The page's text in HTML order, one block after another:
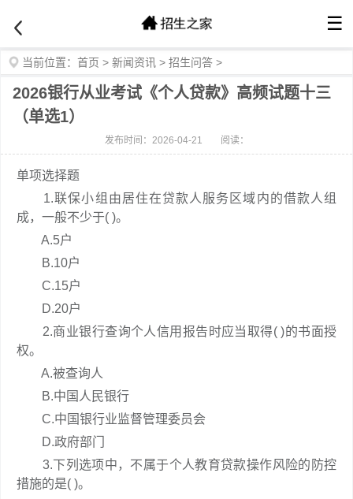
☰
当前位置： 首页 > 新闻资讯 > 招生问答 >
2026银行从业考试《个人贷款》高频试题十三
（单选1）
发布时间：2026-04-21 阅读：
单项选择题
1.联保小组由居住在贷款人服务区域内的借款人组
成，一般不少于( )。
A.5户
B.10户
C.15户
D.20户
2.商业银行查询个人信用报告时应当取得( )的书面授
权。
A.被查询人
B.中国人民银行
C.中国银行业监督管理委员会
D.政府部门
3.下列选项中，不属于个人教育贷款操作风险的防控
措施的是( )。